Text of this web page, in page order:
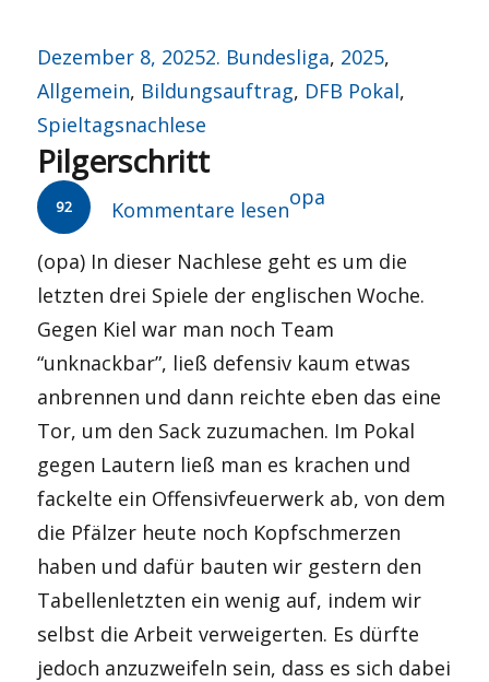
Veröffentlicht
am
Dezember 8, 2025Kategorien
2. Bundesliga, 2025,
Allgemein, Bildungsauftrag, DFB Pokal,
Spieltagsnachlese
Pilgerschritt
92 Kommentare lesen
Autor
opa
(opa) In dieser Nachlese geht es um die
letzten drei Spiele der englischen Woche.
Gegen Kiel war man noch Team
“unknackbar”, ließ defensiv kaum etwas
anbrennen und dann reichte eben das eine
Tor, um den Sack zuzumachen. Im Pokal
gegen Lautern ließ man es krachen und
fackelte ein Offensivfeuerwerk ab, von dem
die Pfälzer heute noch Kopfschmerzen
haben und dafür bauten wir gestern den
Tabellenletzten ein wenig auf, indem wir
selbst die Arbeit verweigerten. Es dürfte
jedoch anzuzweifeln sein, dass es sich dabei